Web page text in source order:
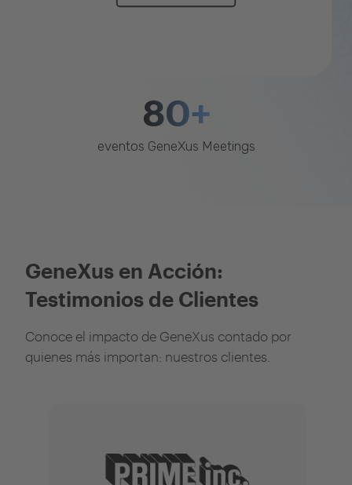
80+
eventos GeneXus Meetings
GeneXus en Acción:
Testimonios de Clientes
Conoce el impacto de GeneXus contado por
quienes más importan: nuestros clientes.